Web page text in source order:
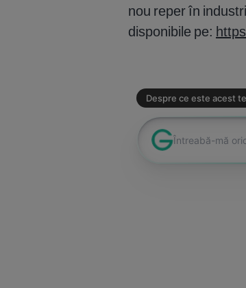
nou reper în
disponibile pe: